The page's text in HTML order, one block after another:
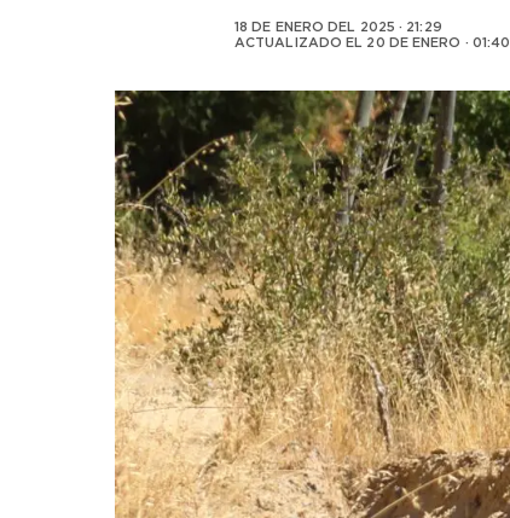
18 DE ENERO DEL 2025 · 21:29
ACTUALIZADO EL 20 DE ENERO · 01:40